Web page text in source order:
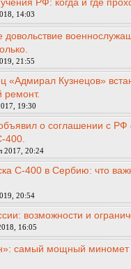
14:03
довольствие
21:55
«Адмирал Кузнецов»
ремонт.
19:30
о соглашении с РФ
400.
2017, 20:24
С-400 в Сербию: что
20:54
возможности и
16:05
самый мощный миномет